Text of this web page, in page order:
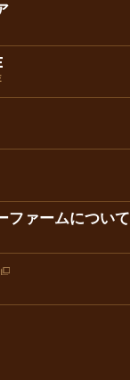
ファームについて